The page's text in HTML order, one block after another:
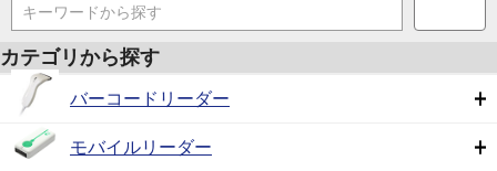
キーワードから探す
カテゴリから探す
バーコードリーダー
モバイルリーダー